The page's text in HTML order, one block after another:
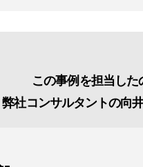
この事例を担当した
弊社コンサルタントの向